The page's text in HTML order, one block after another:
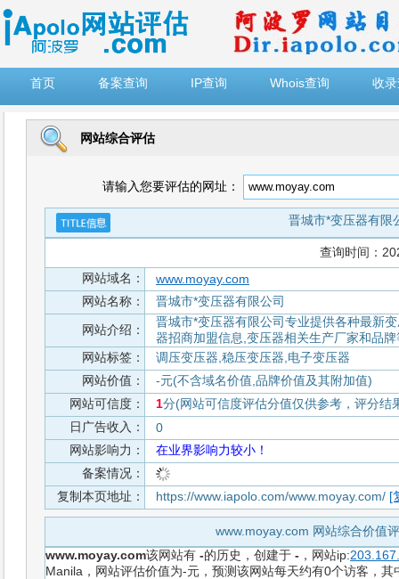
首页
备案查询 IP查询 Whois查询 收
网站综合评估
请输入您要评估的网址：
晋城市*变压器有限
查询时间：
网站域名：
www.moyay.com
网站名称：
晋城市*变压器有限公司
网站介绍：
晋城市*变压器有限公司专业提供各种最新
器招商加盟信息,变压器相关生产厂家和品
网站标签：
调压变压器,稳压变压器,电子变压器
网站价值：
-元(不含域名价值,品牌价值及其附加值)
网站可信度：
1分(网站可信度评估分值仅供参考，评分结
日广告收入：
0
网站影响力：
在业界影响力较小！
备案情况：
复制本页地址：
https://www.iapolo.com/www.moyay.com/ [
www.moyay.com 网站综合价值
www.moyay.com该网站有 -的历史，创建于 - ，网站ip:
Manila，网站评估价值为-元，预测该网站每天约有0个访客，